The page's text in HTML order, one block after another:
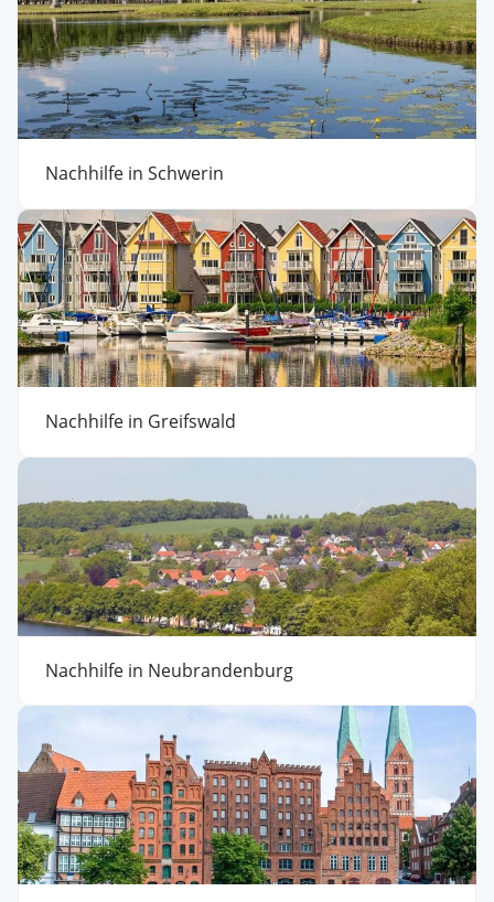
Nachhilfe in Schwerin
Nachhilfe in Greifswald
Nachhilfe in Neubrandenburg